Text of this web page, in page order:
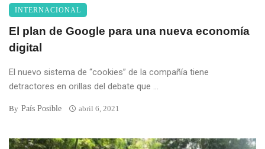
INTERNACIONAL
El plan de Google para una nueva economía
digital
El nuevo sistema de “cookies” de la compañía tiene
detractores en orillas del debate que ...
By País Posible abril 6, 2021